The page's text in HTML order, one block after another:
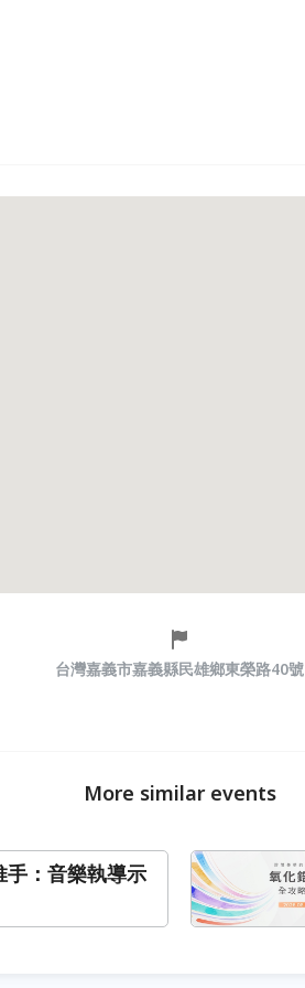
台灣嘉義市嘉義縣民雄鄉東榮路40號
More similar events
手：音樂執導示